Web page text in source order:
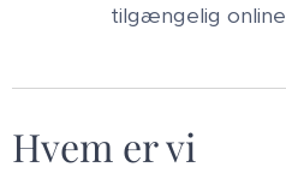
tilgængelig
Hvem er vi